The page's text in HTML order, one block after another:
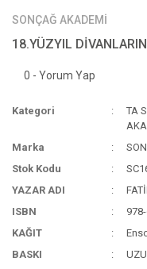
SONÇAĞ AKADEMİ
18.YÜZYIL
0 - Yorum Yap
Kategori TA
Marka
Stok Kodu
YAZAR ADI
ISBN
KAĞIT
BASKI